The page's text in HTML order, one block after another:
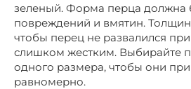
зеленый. Форма перца должна
повреждений и вмятин.
чтобы перец не развалился
слишком жестким. Выбирайте
одного размера, чтобы они
равномерно.